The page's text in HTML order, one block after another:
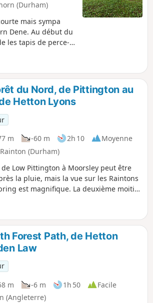
(Durham)
mais sympa
Dene. Au début du
les tapis de perce-
et des jacinthes
du Nord, de Pittington au
Hetton Lyons
m -60 m 2h 10
Moyenne
(Durham)
Low Pittington à Moorsley peut être
la pluie, mais la vue sur les Raintons
est magnifique. La deuxième moitié
Moorsley et Hetton pour finir au Hetton
Forest Path, de Hetton
Law
m -6 m 1h 50
Facile
(Angleterre)